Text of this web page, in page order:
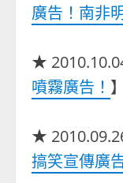
廣告！南非
★
噴霧廣告！ 】
★
搞笑宣傳廣